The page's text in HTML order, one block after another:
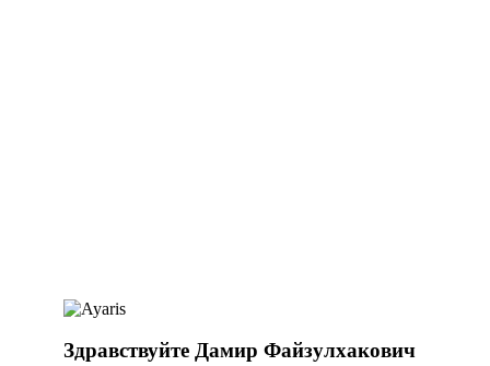
Здравствуйте Дамир Файзулхакович